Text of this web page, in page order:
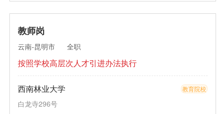
教师岗
云南-昆明市 全职
按照学校高层次人才引进办法执行
西南林业大学 教育院校
白龙寺296号